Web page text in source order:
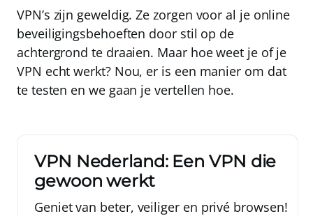
VPN’s zijn geweldig. Ze zorgen voor al je online
beveiligingsbehoeften door stil op de
achtergrond te draaien. Maar hoe weet je of je
VPN echt werkt? Nou, er is een manier om dat
te testen en we gaan je vertellen hoe.
VPN Nederland: Een VPN die
gewoon werkt
Geniet van beter, veiliger en privé browsen!